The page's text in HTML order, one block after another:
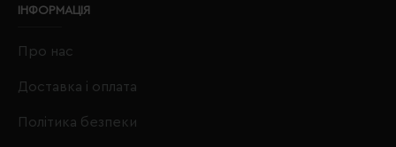
ІНФОРМАЦІЯ
Про нас
Доставка і оплата
Політика безпеки